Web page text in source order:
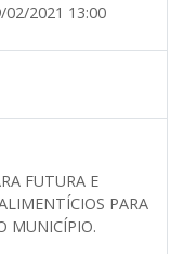
02/2021 13:00
FUTURA E
PARA
MUNICÍPIO.